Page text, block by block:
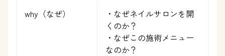
why（なぜ）
・なぜネイルサロンを開
くのか？
・なぜこの施術メニュー
なのか？